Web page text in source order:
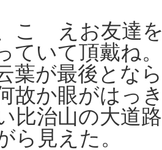
こゝえお友達
ていて頂戴ね
葉が最後とな
故か眼がはっ
比治山の大道
ら見えた。